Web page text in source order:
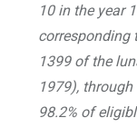
10 in the year
corresponding
1399 of the
1979),
98.2% of